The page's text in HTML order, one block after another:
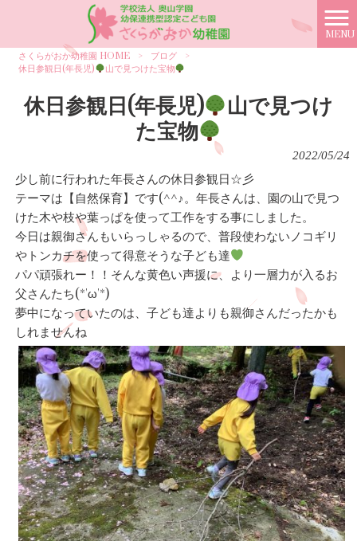
MENU
さくらがおか幼稚園 HOME
> ブログ
>
休日参観日(年長児)
山で見つけた宝物
休日参観日(年長児)
山で見つけ
た宝物
2022/05/24
少し前に行われた年長さんの休日参観日☆彡
テーマは【自然保育】です(^^♪。年長さんは、園の山で見つ
けた木や枝や葉っぱを使って工作をする事にしました。
今日は親御さんもいらっしゃるので、普段使わないノコギリ
やトンカチを使って得意そうな子ども達
パパ頑張れー！！そんな黄色い声援に、より一層力が入るお
父さんたち(*'ω'*)
夢中になっていたのは、子ども達よりも親御さんだったかも
しれませんね